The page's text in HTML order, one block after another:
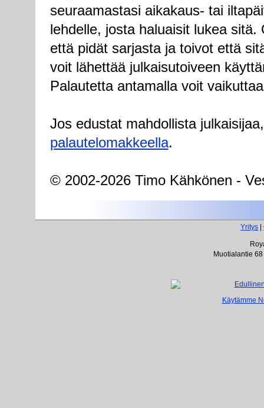
seuraamastasi aikakaus- tai
lehdelle, josta haluaisit lukea
että pidät sarjasta ja toivot että
voit lähettää julkaisutoiveen
Palautetta antamalla voit
Jos edustat mahdollista
palautelomakkeella.
© 2002-2026 Timo Kähkönen -
Yritys
Muotialantie
Käytämme